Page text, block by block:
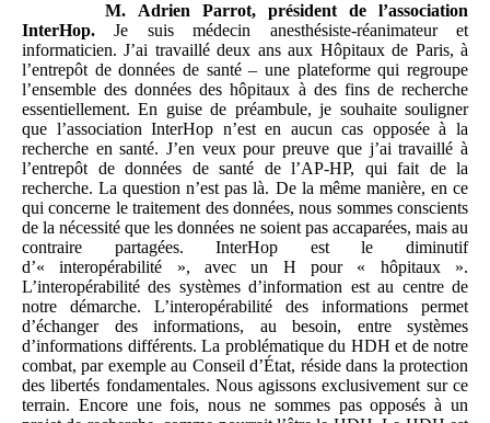
M.
Adrien
Parrot, président de l’association
InterHop.Je suis médecin anesthésiste-réanimateur et
informaticien. J’ai travaillé deux ans aux Hôpitaux de Paris, à
l’entrepôt de données de santé – une plateforme qui regroupe
l’ensemble des données des hôpitaux à des fins de recherche
essentiellement. En guise de préambule, je souhaite souligner
que l’association InterHop n’est en aucun cas opposée à la
recherche en santé. J’en veux pour preuve que j’ai travaillé à
l’entrepôt de données de santé de l’AP-HP, qui fait de la
recherche. La question n’est pas là. De la même manière, en ce
qui concerne le traitement des données, nous sommes conscients
de la nécessité que les données ne soient pas accaparées, mais au
contraire partagées. InterHop est le diminutif
d’« interopérabilité », avec un H pour « hôpitaux ».
L’interopérabilité des systèmes d’information est au centre de
notre démarche. L’interopérabilité des informations permet
d’échanger des informations, au besoin, entre systèmes
d’informations différents. La problématique du HDH et de notre
combat, par exemple au Conseil d’État, réside dans la protection
des libertés fondamentales. Nous agissons exclusivement sur ce
terrain. Encore une fois, nous ne sommes pas opposés à un